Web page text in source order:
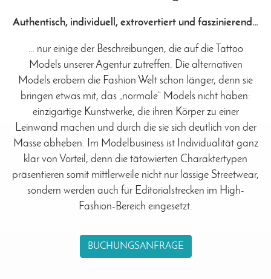
Authentisch, individuell, extrovertiert und faszinierend…
… nur einige der Beschreibungen, die auf die Tattoo
Models unserer Agentur zutreffen. Die alternativen
Models erobern die Fashion Welt schon länger, denn sie
bringen etwas mit, das „normale“ Models nicht haben:
einzigartige Kunstwerke, die ihren Körper zu einer
Leinwand machen und durch die sie sich deutlich von der
Masse abheben. Im Modelbusiness ist Individualität ganz
klar von Vorteil, denn die tätowierten Charaktertypen
präsentieren somit mittlerweile nicht nur lässige Streetwear,
sondern werden auch für Editorialstrecken im High-
Fashion-Bereich eingesetzt.
BUCHUNGSANFRAGE